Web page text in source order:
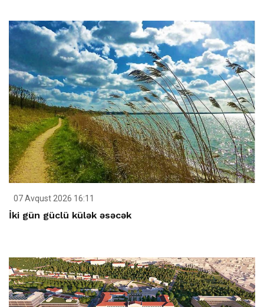
07 Avqust 2026 16:11
İki gün güclü külək əsəcək